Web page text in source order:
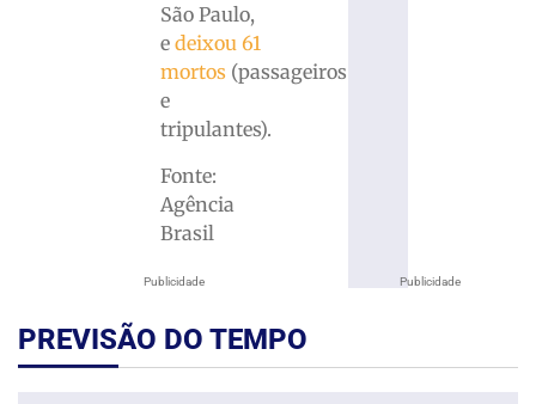
Publicidade
São Paulo,
edeixou 61
mortos (passageiros
e
tripulantes).
Fonte:
Agência
Brasil
Publicidade
PREVISÃO DO TEMPO